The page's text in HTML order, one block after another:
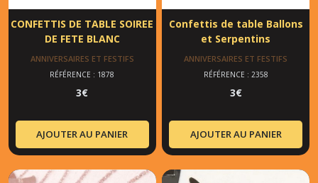
CONFETTIS DE TABLE SOIREE
DE FETE BLANC
ANNIVERSAIRES ET FESTIFS
RÉFÉRENCE : 1878
3€
AJOUTER AU PANIER
Confettis de table Ballons
et Serpentins
ANNIVERSAIRES ET FESTIFS
RÉFÉRENCE : 2358
3€
AJOUTER AU PANIER